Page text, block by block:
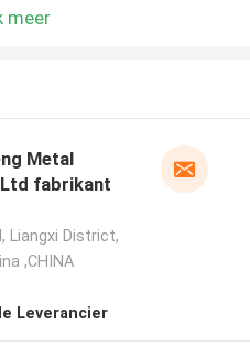
meer
Metal
fabrikant
Liangxi District,
,CHINA
Leverancier